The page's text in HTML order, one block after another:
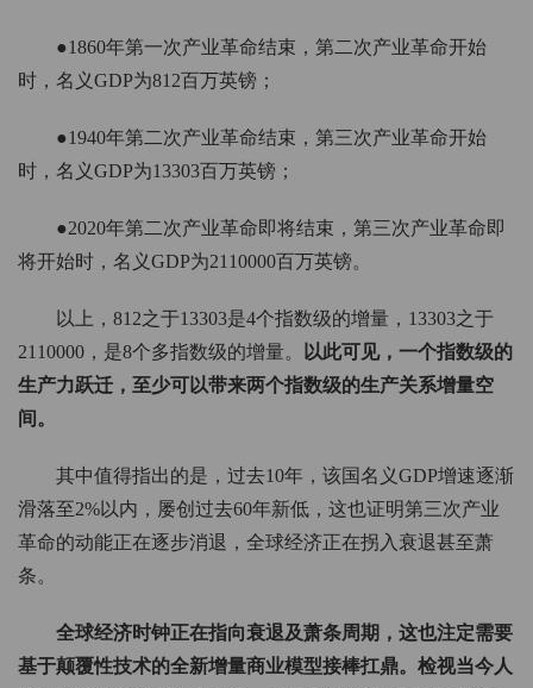
●1860年第一次产业革命结束，第二次产业革命开始
时，名义GDP为812百万英镑；
●1940年第二次产业革命结束，第三次产业革命开始
时，名义GDP为13303百万英镑；
●2020年第二次产业革命即将结束，第三次产业革命即
将开始时，名义GDP为2110000百万英镑。
以上，812之于13303是4个指数级的增量，13303之于
2110000，是8个多指数级的增量。
以此可见，一个指数级的
生产力跃迁，至少可以带来两个指数级的生产关系增量空
间。
其中值得指出的是，过去10年，该国名义GDP增速逐渐
滑落至2%以内，屡创过去60年新低，这也证明第三次产业
革命的动能正在逐步消退，全球经济正在拐入衰退甚至萧
条。
全球经济时钟正在指向衰退及萧条周期，这也注定需要
基于颠覆性技术的全新增量商业模型接棒扛鼎。检视当今人